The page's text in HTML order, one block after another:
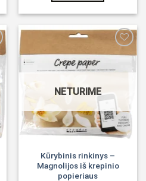
NETURIME
Kūrybinis rinkinys –
Magnolijos iš krepinio
popieriaus